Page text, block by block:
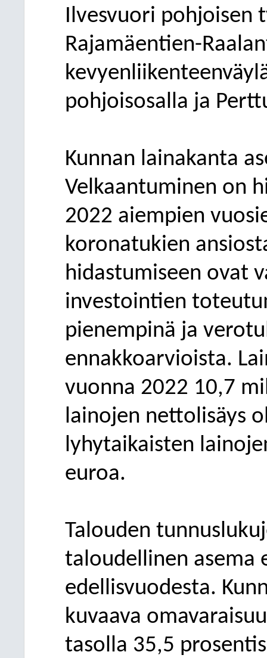
Ilvesvuori pohjoisen
Rajamäentien-
pohjoisosalla ja
Kunnan lainakanta
Velkaantuminen on
2022 aiempien
koronatukien
hidastumiseen ovat
investointien
pienempinä ja
ennakkoarvioista.
vuonna 2022 10,7
lainojen nettolisäys
lyhytaikaisten
euroa.
Talouden
taloudellinen asema
edellisvuodesta.
kuvaava
tasolla 35,5 prosent